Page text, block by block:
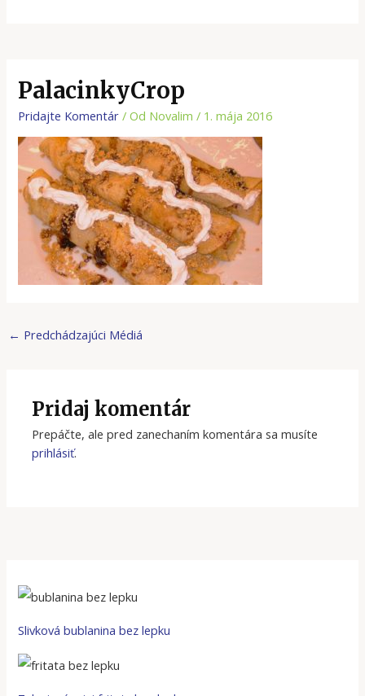
PalacinkyCrop
Pridajte Komentár / Od Novalim/ 1. mája 2016
← Predchádzajúci Médiá
Pridaj komentár
Prepáčte, ale pred zanechaním komentára sa musíte
prihlásiť.
Slivková bublanina bez lepku